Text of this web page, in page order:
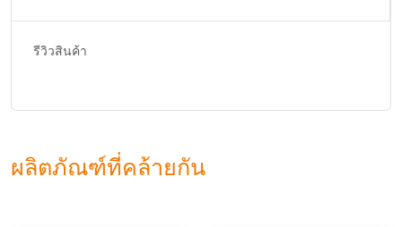
รีวิวสินค้า
ผลิตภัณฑ์ที่คล้ายกัน